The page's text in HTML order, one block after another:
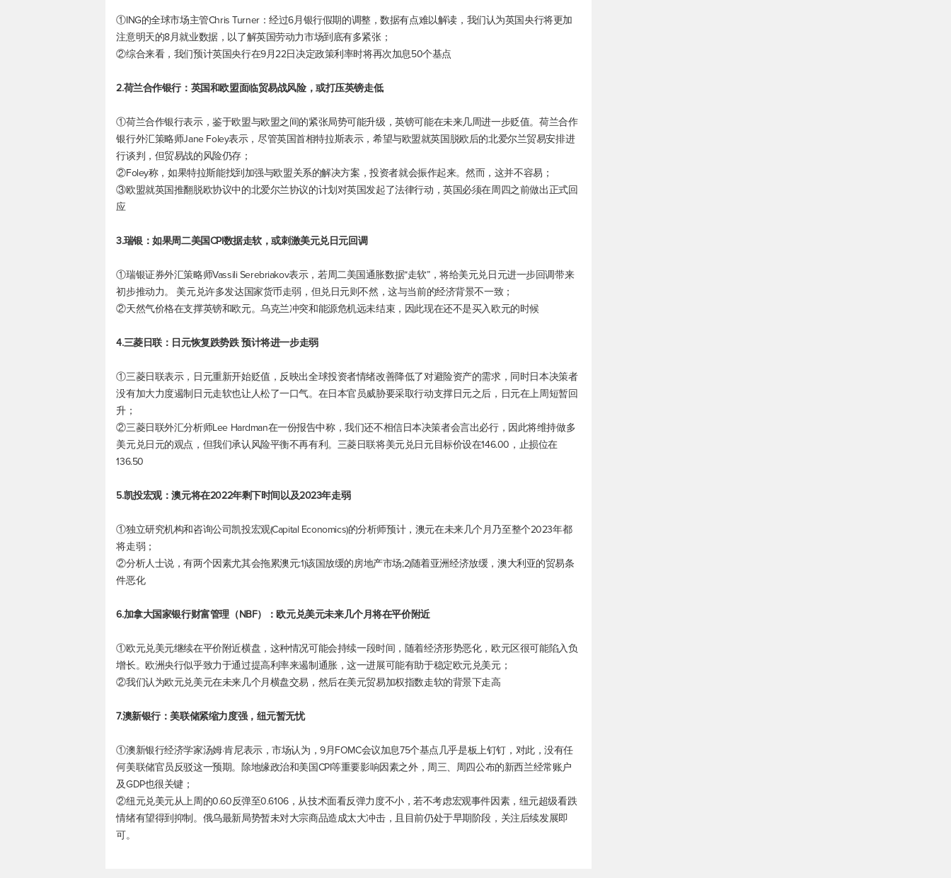
①ING的全球市场主管Chris Turner：经过6月银行假期的调整，数据有点难以解读，我们认为英国央行将更加
注意明天的8月就业数据，以了解英国劳动力市场到底有多紧张；
②综合来看，我们预计英国央行在9月22日决定政策利率时将再次加息50个基点
2.荷兰合作银行：英国和欧盟面临贸易战风险，或打压英镑走低
①荷兰合作银行表示，鉴于欧盟与欧盟之间的紧张局势可能升级，英镑可能在未来几周进一步贬值。荷兰合作
银行外汇策略师Jane Foley表示，尽管英国首相特拉斯表示，希望与欧盟就英国脱欧后的北爱尔兰贸易安排进
行谈判，但贸易战的风险仍存；
②Foley称，如果特拉斯能找到加强与欧盟关系的解决方案，投资者就会振作起来。然而，这并不容易；
③欧盟就英国推翻脱欧协议中的北爱尔兰协议的计划对英国发起了法律行动，英国必须在周四之前做出正式回
应
3.瑞银：如果周二美国CPI数据走软，或刺激美元兑日元回调
①瑞银证券外汇策略师Vassili Serebriakov表示，若周二美国通胀数据“走软”，将给美元兑日元进一步回调带来
初步推动力。 美元兑许多发达国家货币走弱，但兑日元则不然，这与当前的经济背景不一致；
②天然气价格在支撑英镑和欧元。乌克兰冲突和能源危机远未结束，因此现在还不是买入欧元的时候
4.三菱日联：日元恢复跌势跌 预计将进一步走弱
①三菱日联表示，日元重新开始贬值，反映出全球投资者情绪改善降低了对避险资产的需求，同时日本决策者
没有加大力度遏制日元走软也让人松了一口气。在日本官员威胁要采取行动支撑日元之后，日元在上周短暂回
升；
②三菱日联外汇分析师Lee Hardman在一份报告中称，我们还不相信日本决策者会言出必行，因此将维持做多
美元兑日元的观点，但我们承认风险平衡不再有利。三菱日联将美元兑日元目标价设在146.00，止损位在
136.50
5.凯投宏观：澳元将在2022年剩下时间以及2023年走弱
①独立研究机构和咨询公司凯投宏观(Capital Economics)的分析师预计，澳元在未来几个月乃至整个2023年都
将走弱；
②分析人士说，有两个因素尤其会拖累澳元:1)该国放缓的房地产市场;2)随着亚洲经济放缓，澳大利亚的贸易条
件恶化
6.加拿大国家银行财富管理（NBF）：欧元兑美元未来几个月将在平价附近
①欧元兑美元继续在平价附近横盘，这种情况可能会持续一段时间，随着经济形势恶化，欧元区很可能陷入负
增长。欧洲央行似乎致力于通过提高利率来遏制通胀，这一进展可能有助于稳定欧元兑美元；
②我们认为欧元兑美元在未来几个月横盘交易，然后在美元贸易加权指数走软的背景下走高
7.澳新银行：美联储紧缩力度强，纽元暂无忧
①澳新银行经济学家汤姆·肯尼表示，市场认为，9月FOMC会议加息75个基点几乎是板上钉钉，对此，没有任
何美联储官员反驳这一预期。除地缘政治和美国CPI等重要影响因素之外，周三、周四公布的新西兰经常账户
及GDP也很关键；
②纽元兑美元从上周的0.60反弹至0.6106，从技术面看反弹力度不小，若不考虑宏观事件因素，纽元超级看跌
情绪有望得到抑制。俄乌最新局势暂未对大宗商品造成太大冲击，且目前仍处于早期阶段，关注后续发展即
可。